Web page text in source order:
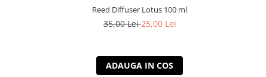
Reed Diffuser Lotus 100 ml
35,00 Lei25,00 Lei
ADAUGA IN COS